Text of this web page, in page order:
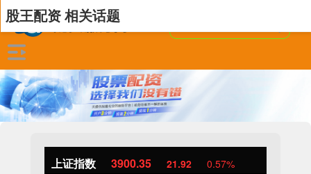
上证指数 3900.35 21.92 0.57%
股王配资 相关话题